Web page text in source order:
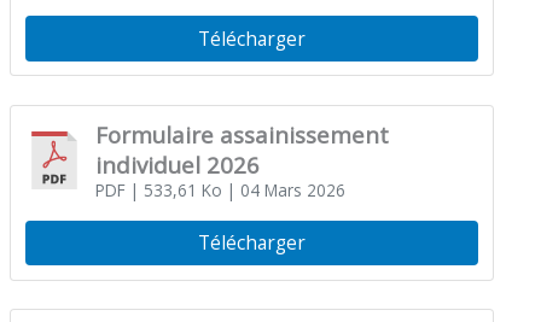
Télécharger
Formulaire assainissement
individuel 2026
PDF| 533,61 Ko | 04 Mars 2026
Télécharger